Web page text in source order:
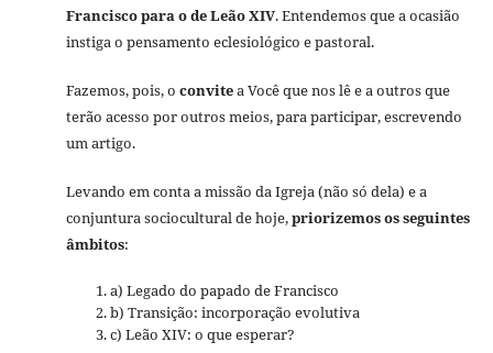
Francisco para o de Leão XIV. Entendemos que a ocasião
instiga o pensamento eclesiológico e pastoral.
Fazemos, pois, o convitea Você que nos lê e a outros que
terão acesso por outros meios, para participar, escrevendo
um artigo.
Levando em conta a missão da Igreja (não só dela) e a
conjuntura sociocultural de hoje,priorizemos osseguintes
âmbitos:
a) Legado do papado de Francisco
b) Transição: incorporação evolutiva
c) Leão XIV: o que esperar?